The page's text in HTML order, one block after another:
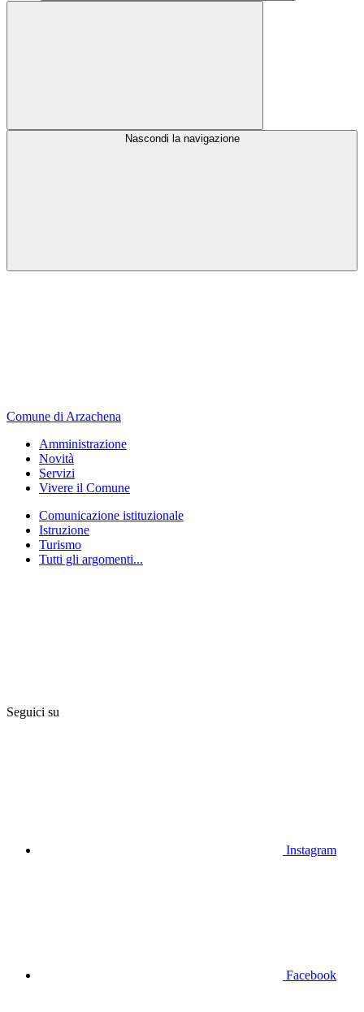
Nascondi la navigazione
Comune di Arzachena
Amministrazione
Novità
Servizi
Vivere il Comune
Comunicazione istituzionale
Istruzione
Turismo
Tutti gli argomenti...
Seguici su
Instagram
Facebook